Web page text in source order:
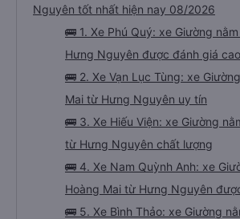
Nguyên tốt nhất hiện nay 08/2026
🚌 1. Xe Phú Quý: xe Giường
Hưng Nguyên được đánh giá cao
🚌 2. Xe Vạn Lục Tùng: xe
Mai từ Hưng Nguyên uy tín
🚌 3. Xe Hiếu Viện: xe Giường
từ Hưng Nguyên chất lượng
🚌 4. Xe Nam Quỳnh Anh: xe
Hoàng Mai từ Hưng Nguyên
🚌 5. Xe Bình Thảo: xe Giường